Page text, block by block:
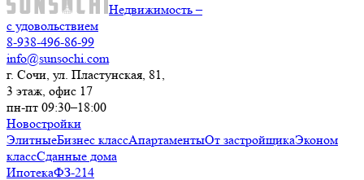
Недвижимость –
с удовольствием
8-938-496-86-99
info@sunsochi.com
г. Сочи, ул. Пластунская, 81,
3 этаж, офис 17
пн-пт 09:30–18:00
Новостройки
ЭлитныеБизнес классАпартаментыОт застройщикаЭконом
классСданные дома
ИпотекаФЗ-214